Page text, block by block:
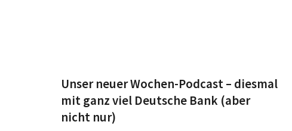
Unser neuer Wochen-Podcast – diesmal
mit ganz viel Deutsche Bank (aber
nicht nur)